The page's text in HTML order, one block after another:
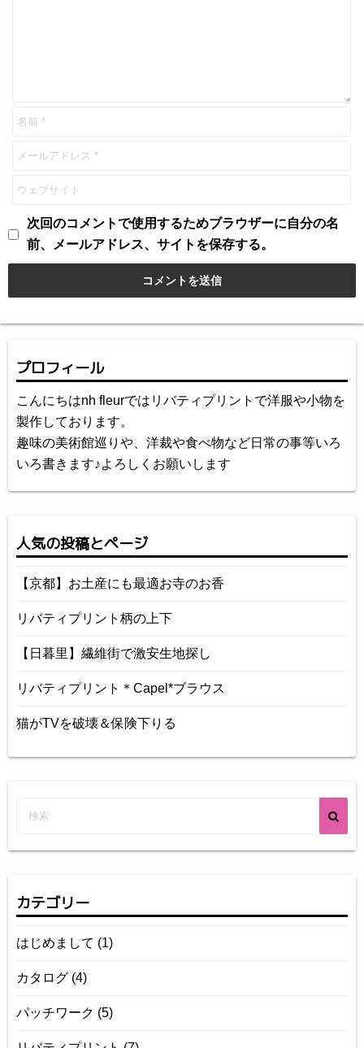
次回のコメントで使用するためブラウザーに自分の名
前、メールアドレス、サイトを保存する。
プロフィール
こんにちはnh fleurではリバティプリントで洋服や小物を
製作しております。
趣味の美術館巡りや、洋裁や食べ物など日常の事等いろ
いろ書きます♪よろしくお願いします
人気の投稿とページ
【京都】お土産にも最適お寺のお香
リバティプリント柄の上下
【日暮里】繊維街で激安生地探し
リバティプリント＊Capel*ブラウス
猫がTVを破壊＆保険下りる
カテゴリー
はじめまして (1)
カタログ (4)
パッチワーク (5)